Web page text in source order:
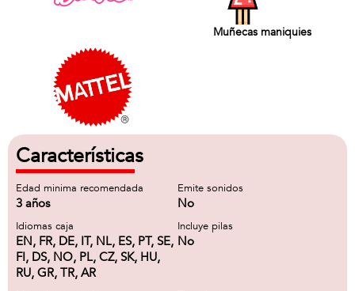
Muñecas maniquies
Características
Edad minima recomendada
3 años
Emite sonidos
No
Idiomas caja
EN, FR, DE, IT, NL, ES, PT, SE,
FI, DS, NO, PL, CZ, SK, HU,
RU, GR, TR, AR
Incluye pilas
No